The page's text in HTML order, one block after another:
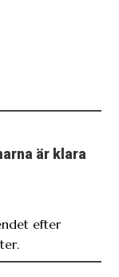
är klara
efter